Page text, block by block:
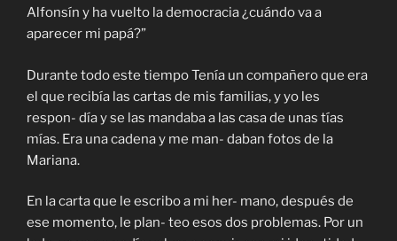
Alfonsín y ha vuelto la democracia ¿cuándo va a
aparecer mi papá?”
Durante todo este tiempo Tenía un compañero que era
el que recibía las cartas de mis familias, y yo les
respon- día y se las mandaba a las casa de unas tías
mías. Era una cadena y me man- daban fotos de la
Mariana.
En la carta que le escribo a mi her- mano, después de
ese momento, le plan- teo esos dos problemas. Por un